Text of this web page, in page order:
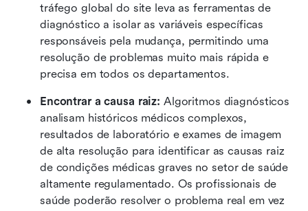
tráfego global do site leva as ferramentas de
diagnóstico a isolar as variáveis específicas
responsáveis pela mudança, permitindo uma
resolução de problemas muito mais rápida e
precisa em todos os departamentos.
Encontrar a causa raiz: Algoritmos diagnósticos
analisam históricos médicos complexos,
resultados de laboratório e exames de imagem
de alta resolução para identificar as causas raiz
de condições médicas graves no setor de saúde
altamente regulamentado. Os profissionais de
saúde poderão resolver o problema real em vez